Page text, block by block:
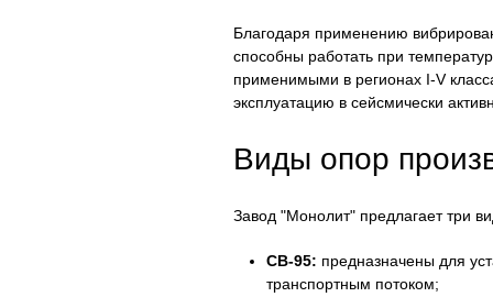
Благодаря применению
способны работать при
применимыми в регионах I-V
эксплуатацию в сейсмически
Виды опор
Завод "Монолит" предлагает три
СВ-95: предназначены для
транспортным потоком;